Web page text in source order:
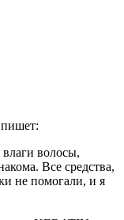
волосы,
Все средства,
не помогали, и я